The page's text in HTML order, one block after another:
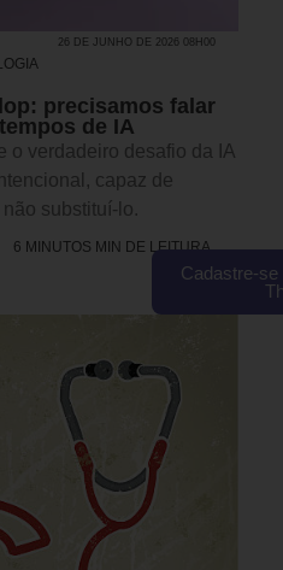
26 DE JUNHO DE 2026 08H00
precisamos falar
de IA
o verdadeiro desafio da IA
capaz de
substituí-lo.
6 MINUTOS MIN DE LEITURA
Cadastre-